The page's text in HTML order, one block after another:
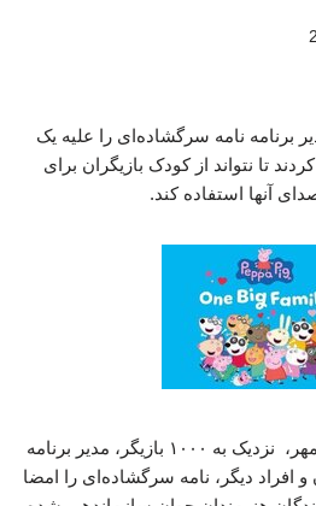
و مدیر برنامه نامه سرگشاده‌ای را علیه یک
تا نتواند از کودک بازیگران برای
آنها استفاده کند.
به گزارش جدیده به نقل از مهر، نزدیک به ۱۰۰۰ بازیگر، مدیر برنامه
و افراد دیگر، نامه سرگشاده‌ای را امضا